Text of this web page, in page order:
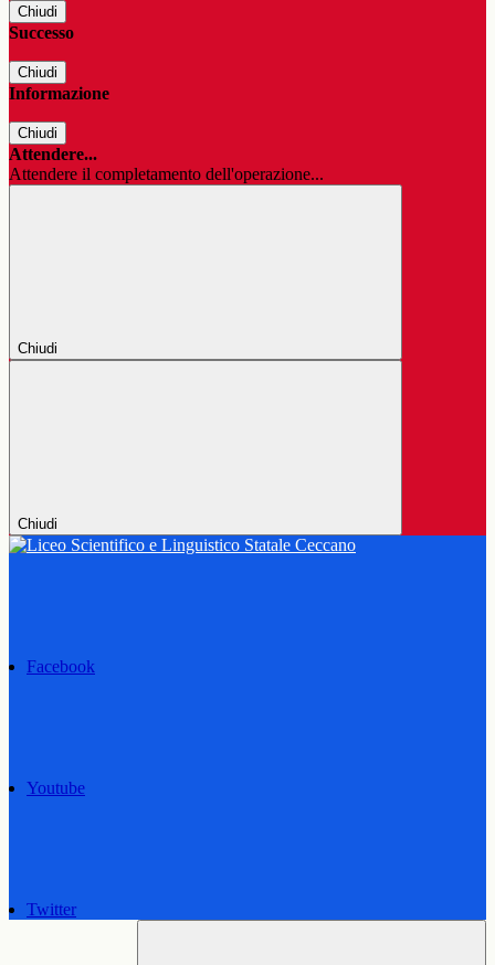
Chiudi
Successo
Chiudi
Informazione
Chiudi
Attendere...
Attendere il completamento dell'operazione...
Chiudi
Chiudi
Facebook
Youtube
Twitter